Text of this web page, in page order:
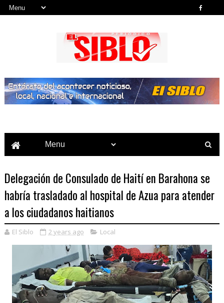
Delegación de Consulado de Haití en Barahona se
habría trasladado al hospital de Azua para atender
a los ciudadanos haitianos
El Siblo 2 years ago Local